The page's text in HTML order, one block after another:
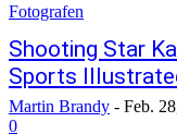
Fotografen
Shooting Star
Sports
Martin Brandy - Feb.
0